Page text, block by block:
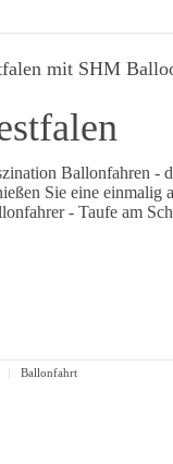
mit SHM
Ballonfahren -
Sie eine einmalig
- Taufe am
Ballonfahrt